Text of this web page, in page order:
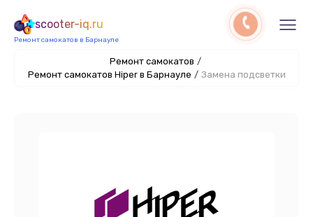
scooter-iq.ru
Ремонт самокатов в Барнауле
Ремонт самокатов /
Ремонт самокатов Hiper в Барнауле / Замена подсветки